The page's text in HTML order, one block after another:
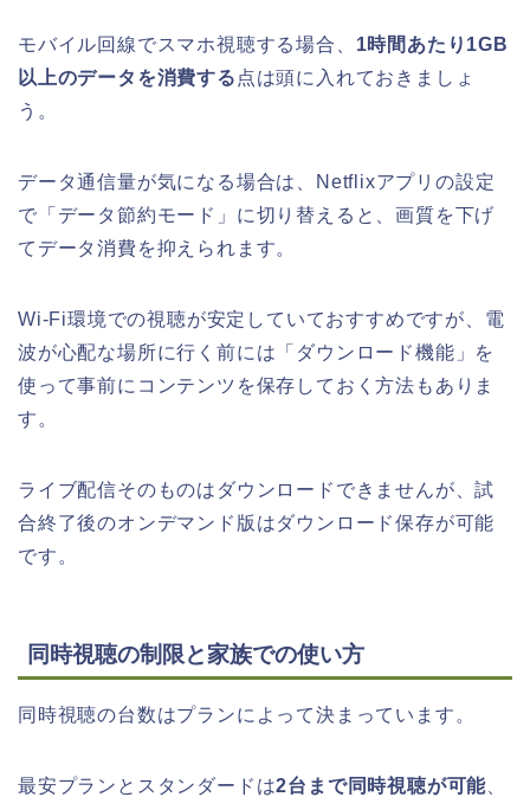
モバイル回線でスマホ視聴する場合、 1時間あたり1GB
以上のデータを消費する 点は頭に入れておきましょ
う。
データ通信量が気になる場合は、Netflixアプリの設定
で「データ節約モード」に切り替えると、画質を下げ
てデータ消費を抑えられます。
Wi-Fi環境での視聴が安定していておすすめですが、電
波が心配な場所に行く前には「ダウンロード機能」を
使って事前にコンテンツを保存しておく方法もありま
す。
ライブ配信そのものはダウンロードできませんが、試
合終了後のオンデマンド版はダウンロード保存が可能
です。
同時視聴の制限と家族での使い方
同時視聴の台数はプランによって決まっています。
最安プランとスタンダードは2台まで同時視聴が可能